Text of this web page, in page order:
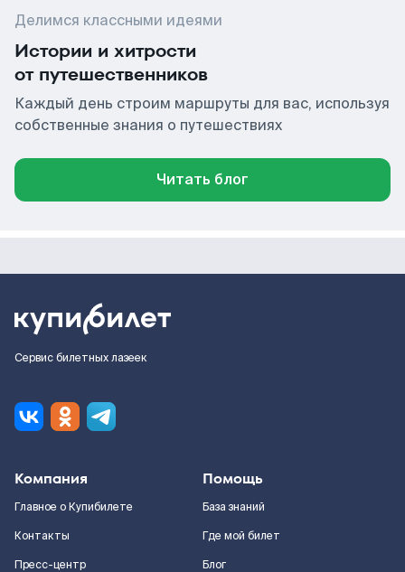
Делимся классными идеями
Истории и хитрости
от путешественников
Каждый день строим маршруты для вас, используя
собственные знания о путешествиях
Читать блог
Сервис билетных лазеек
Компания
Главное о Купибилете
Контакты
Пресс-центр
Помощь
База знаний
Где мой билет
Блог